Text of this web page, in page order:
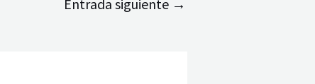
Entrada siguiente →